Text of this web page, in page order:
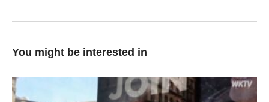
You might be interested in